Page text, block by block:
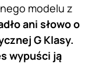
modelu z
ani słowo o
G Klasy.
wypuści ją